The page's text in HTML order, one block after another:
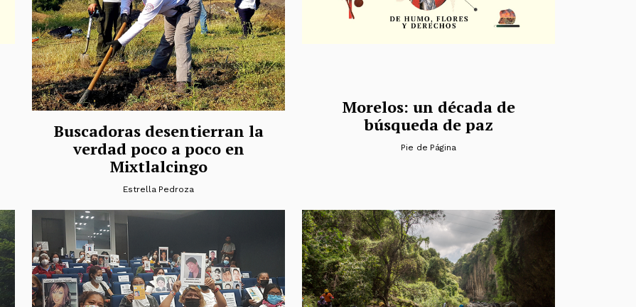
Buscadoras desentierran la
verdad poco a poco en
Mixtlalcingo
Estrella Pedroza
Morelos: un década de
búsqueda de paz
Pie de Página